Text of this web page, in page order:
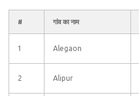
# गांव का नाम
1 Alegaon
2 Alipur